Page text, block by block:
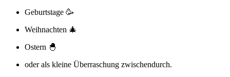
Geburtstage 🥳
Weihnachten 🎄
Ostern 🐣
oder als kleine Überraschung zwischendurch.